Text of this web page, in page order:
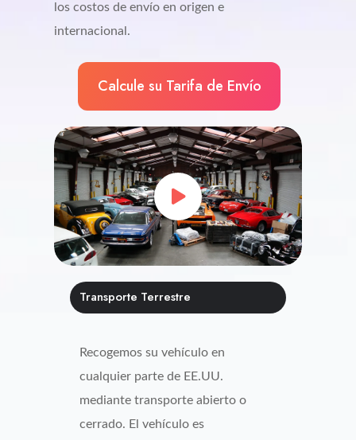
los costos de envío en origen e
internacional.
Calcule su Tarifa de Envío
Transporte Terrestre
Recogemos su vehículo en
cualquier parte de EE.UU.
mediante transporte abierto o
cerrado. El vehículo es